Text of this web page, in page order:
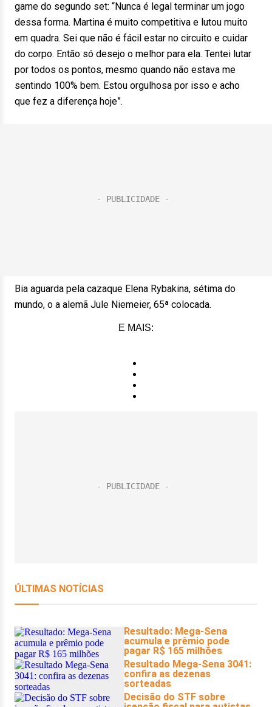
game do segundo set: “Nunca é legal terminar um jogo
dessa forma. Martina é muito competitiva e lutou muito
em quadra. Sei que não é fácil estar no circuito e cuidar
do corpo. Então só desejo o melhor para ela. Tentei lutar
por todos os pontos, mesmo quando não estava me
sentindo 100% bem. Estou orgulhosa por isso e acho
que fez a diferença hoje”.
Bia aguarda pela cazaque Elena Rybakina, sétima do
mundo, o a alemã Jule Niemeier, 65ª colocada.
E MAIS: